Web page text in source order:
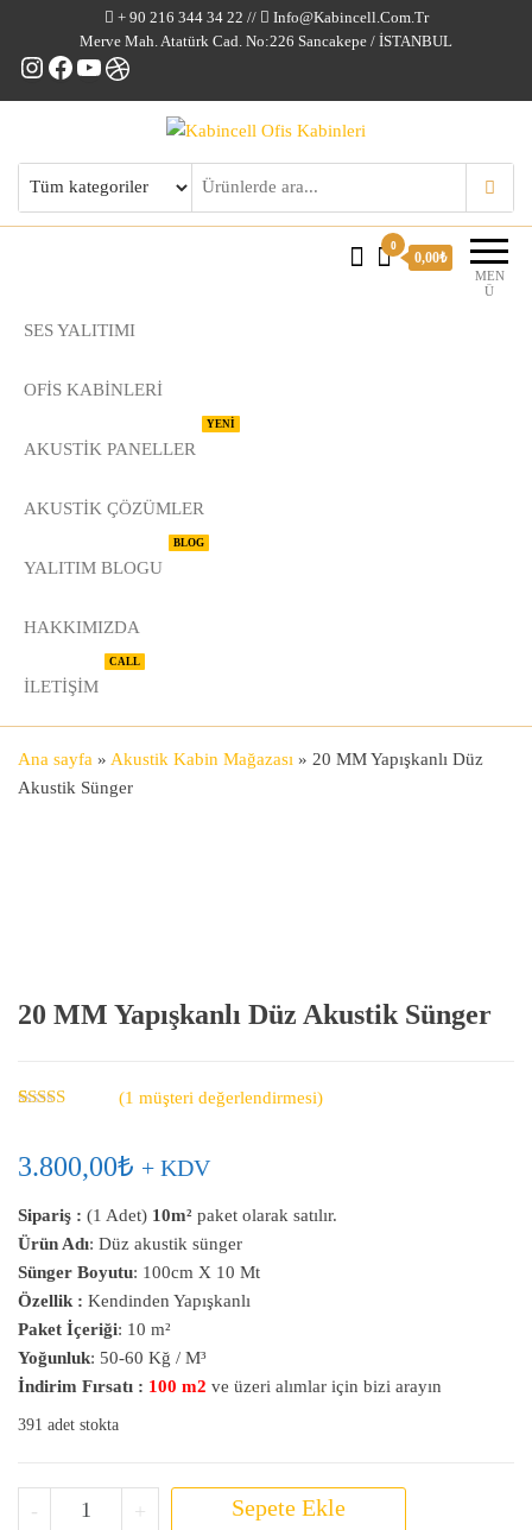
+ 90 216 344 34 22 //
Info@kabincell.com.tr
Merve Mah. Atatürk Cad. No:226 Sancakepe / İSTANBUL
Instagram
Facebook
YouTube
Dribbble
Kabincell Ofis Kabinleri
MEN
Ü
0
0,00₺
SES YALITIMI
OFİS KABİNLERİ
AKUSTİK PANELLER
YENİ
AKUSTIK ÇÖZÜMLER
YALITIM BLOGU
BLOG
HAKKIMIZDA
İLETIŞIM
CALL
Ana sayfa » Akustik Kabin Mağazası » 20 MM Yapışkanlı Düz
Akustik Sünger
20 MM Yapışkanlı Düz Akustik Sünger
dayanarak 5
üzerinden
aldı
(1 müşteri değerlendirmesi)
3.800,00₺ + KDV
Sipariş : (1 Adet) 10m² paket olarak satılır.
Ürün Adı: Düz akustik sünger
Sünger Boyutu: 100cm X 10 Mt
Özellik : Kendinden Yapışkanlı
Paket İçeriği: 10 m²
Yoğunluk: 50-60 Kğ / M³
İndirim Fırsatı : 100 m2 ve üzeri alımlar için bizi arayın
391 adet stokta
- 20 MM Yapışkanlı Düz Akustik Sünger adet
+ Sepete Ekle